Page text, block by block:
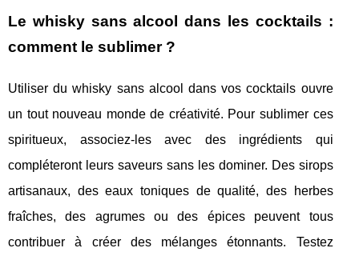
Le whisky sans alcool dans les cocktails :
comment le sublimer ?
Utiliser du whisky sans alcool dans vos cocktails ouvre
un tout nouveau monde de créativité. Pour sublimer ces
spiritueux, associez-les avec des ingrédients qui
compléteront leurs saveurs sans les dominer. Des sirops
artisanaux, des eaux toniques de qualité, des herbes
fraîches, des agrumes ou des épices peuvent tous
contribuer à créer des mélanges étonnants. Testez